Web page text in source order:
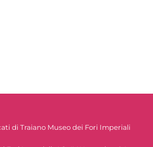
di Traiano Museo dei Fori Imperiali